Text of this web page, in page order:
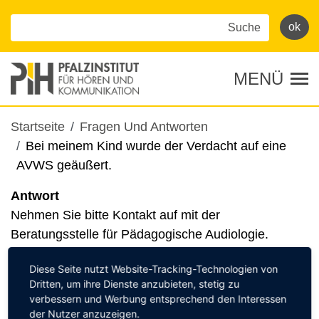
MENÜ
Pfadnavigation
Startseite
Fragen Und Antworten
Bei meinem Kind wurde der Verdacht auf eine
AVWS geäußert.
Antwort
Nehmen Sie bitte Kontakt auf mit der
Beratungsstelle für Pädagogische Audiologie.
Kategorie
Beratung
Diese Seite nutzt Website-Tracking-Technologien von
Dritten, um ihre Dienste anzubieten, stetig zu
verbessern und Werbung entsprechend den Interessen
der Nutzer anzuzeigen.